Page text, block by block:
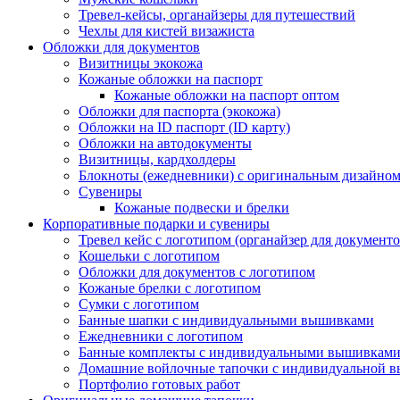
Тревел-кейсы, органайзеры для путешествий
Чехлы для кистей визажиста
Обложки для документов
Визитницы экокожа
Кожаные обложки на паспорт
Кожаные обложки на паспорт оптом
Обложки для паспорта (экокожа)
Обложки на ID паспорт (ID карту)
Обложки на автодокументы
Визитницы, кардхолдеры
Блокноты (ежедневники) с оригинальным дизайном
Сувениры
Кожаные подвески и брелки
Корпоративные подарки и сувениры
Тревел кейс с логотипом (органайзер для
Кошельки с логотипом
Обложки для документов с логотипом
Кожаные брелки с логотипом
Сумки с логотипом
Банные шапки с индивидуальными вышивками
Ежедневники с логотипом
Банные комплекты с индивидуальными вышивками
Домашние войлочные тапочки с индивидуальной
Портфолио готовых работ